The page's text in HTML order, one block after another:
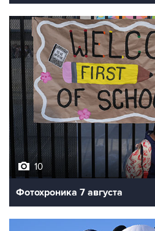
10
Фотохроника 7 августа